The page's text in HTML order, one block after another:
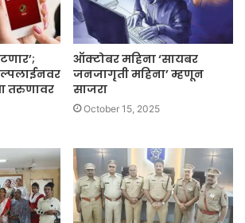
तरुणावर
ऑक्टोबर महिना ‘सायबर
जनजागृती महिना’ म्हणून
साजरा
October 15, 2025